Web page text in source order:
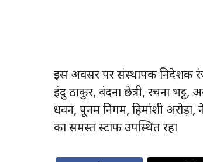
इस अवसर पर संस्थापक निदेशक
इंदु ठाकुर, वंदना छेत्री, रचना भट्ट,
धवन, पूनम निगम, हिमांशी
का समस्त स्टाफ उपस्थित रहा